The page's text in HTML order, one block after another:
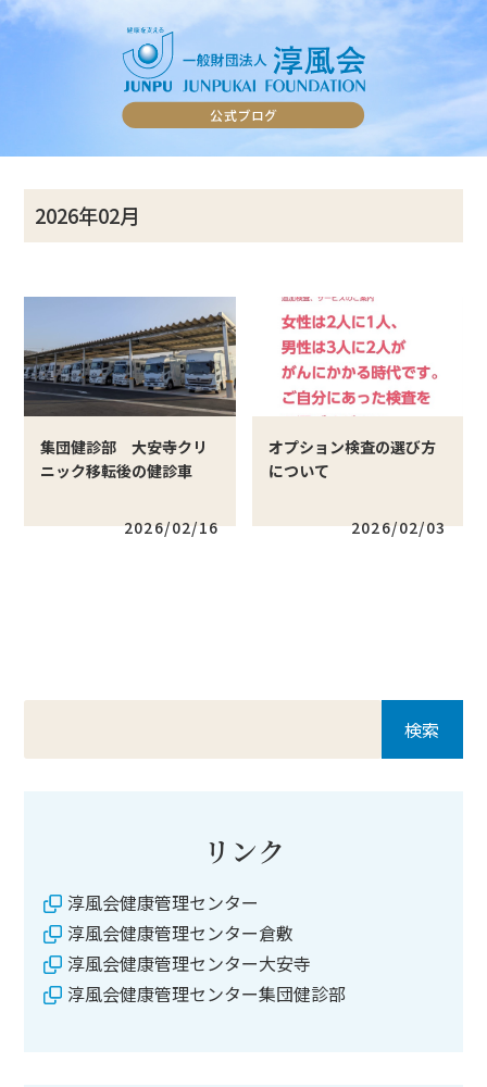
2026年02月
集団健診部 大安寺クリ
ニック移転後の健診車
2026/02/16
オプション検査の選び方
について
2026/02/03
リンク
淳風会健康管理センター
淳風会健康管理センター倉敷
淳風会健康管理センター大安寺
淳風会健康管理センター集団健診部